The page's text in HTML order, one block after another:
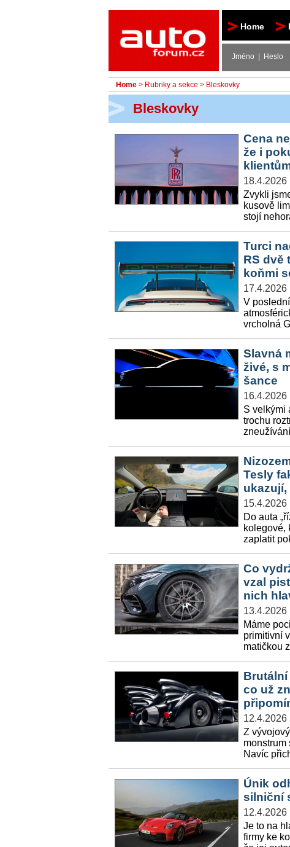
Home
Jméno | Heslo
Home > Rubriky a sekce > Bleskovky
Bleskovky
Cena
že i
18.4.2026
Zvykli
kusově
stojí
Turci
RS dvě
koňmi
17.4.2026
V
vrcholná
Slavná
živé, s
šance
16.4.2026
S velkými
trochu
Tesly
ukazují,
15.4.2026
Do auta
kolegové,
zaplatit
Co
vzal
nich
13.4.2026
Máme
primitivní
matičkou
co už
12.4.2026
Z
monstrum
Navíc
Únik
silniční
12.4.2026
Je to na
firmy ke